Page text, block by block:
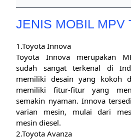
JENIS MOBIL MPV
1.Toyota Innova
Toyota Innova merupakan
sudah sangat terkenal di
memiliki desain yang kokoh
memiliki fitur-fitur yang
semakin nyaman. Innova
varian mesin, mulai dari
mesin diesel.
2.Toyota Avanza